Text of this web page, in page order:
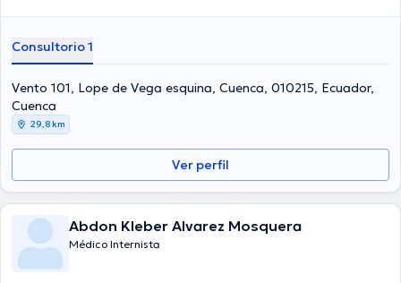
Consultorio 1
Vento 101, Lope de Vega esquina, Cuenca, 010215, Ecuador,
Cuenca
29,8 km
Ver perfil
Abdon Kleber Alvarez Mosquera
Médico Internista